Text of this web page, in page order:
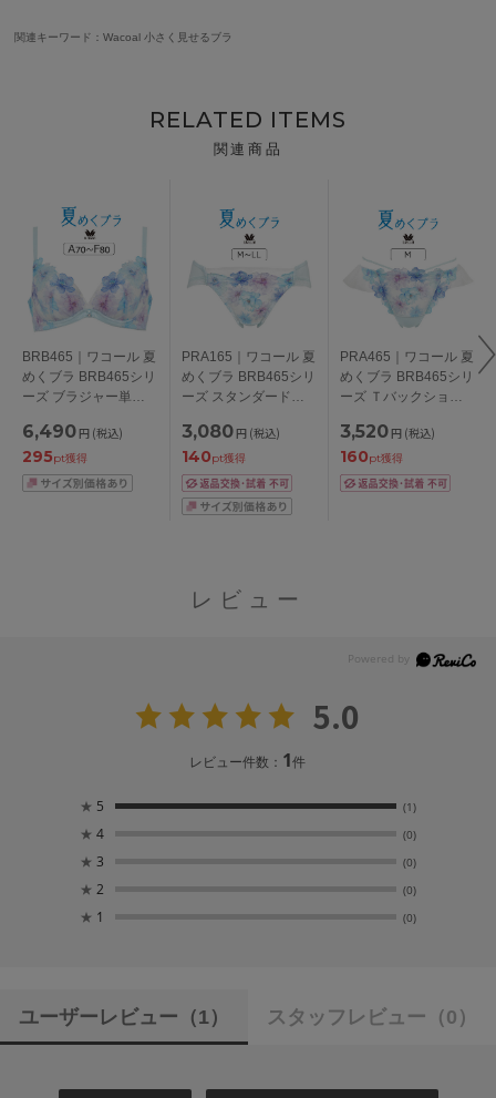
関連キーワード：Wacoal 小さく見せるブラ
RELATED ITEMS
関連商品
BRB465｜ワコール 夏
めくブラ BRB465シリ
ーズ ブラジャー単品
ダー65/70/75/80/85cm
6,490 円 (税込)
295pt獲得
PRA165｜ワコール 夏
めくブラ BRB465シリ
ーズ スタンダードシ
3,080 円 (税込)
140pt獲得
PRA465｜ワコール 夏
めくブラ BRB465シリ
ーズ Ｔバックショー
3,520 円 (税込)
160pt獲得
レビュー
5.0
レビュー件数： 1件
★ 5 (1)
★ 4 (0)
★ 3 (0)
★ 2 (0)
★ 1 (0)
ユーザーレビュー （1） スタッフレビュー （0）